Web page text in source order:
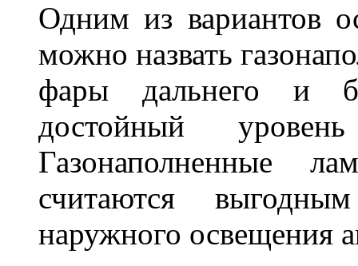
Одним из вариантов
можно назвать
фары дальнего и
достойный
Газонаполненные
считаются
наружного освещения